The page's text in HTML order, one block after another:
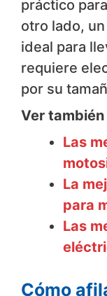
práctico
otro lado,
ideal para
requiere
por su
Ver también
Las
La
para
Las
Cómo